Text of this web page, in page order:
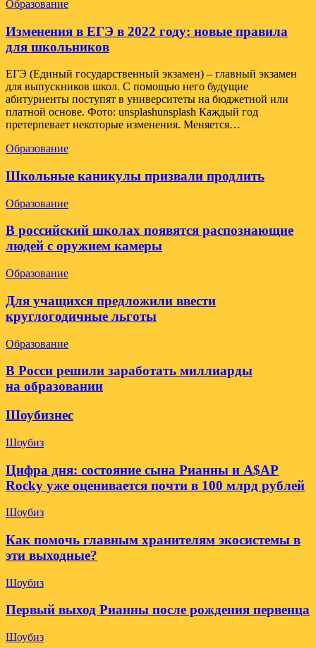
Образование
Изменения в ЕГЭ в 2022 году: новые правила
для школьников
ЕГЭ (Единый государственный экзамен) – главный экзамен
для выпускников школ. С помощью него будущие
абитуриенты поступят в университеты на бюджетной или
платной основе. Фото: unsplashunsplash Каждый год
претерпевает некоторые изменения. Меняется…
Образование
Школьные каникулы призвали продлить
Образование
В российский школах появятся распознающие
людей с оружием камеры
Образование
Для учащихся предложили ввести
круглогодичные льготы
Образование
В Росси решили заработать миллиарды
на образовании
Шоубизнес
Шоубиз
Цифра дня: состояние сына Рианны и A$AP
Rocky уже оценивается почти в 100 млрд рублей
Шоубиз
Как помочь главным хранителям экосистемы в
эти выходные?
Шоубиз
Первый выход Рианны после рождения первенца
Шоубиз